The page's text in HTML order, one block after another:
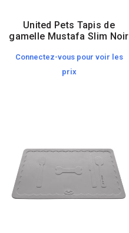
United Pets Tapis de
gamelle Mustafa Slim Noir
Connectez-vous pour voir les
prix